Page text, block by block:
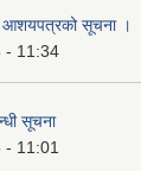
आशयपत्रको सूचना ।
- 11:34
सूचना
- 11:01